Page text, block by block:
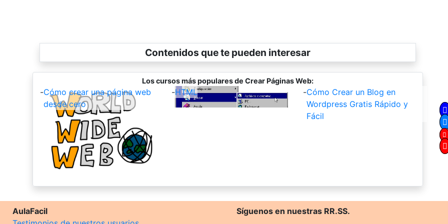
Contenidos que te pueden interesar
Los cursos más populares de Crear Páginas Web:
-Cómo crear una página web
desde cero
-HTML -Cómo Crear un Blog en
Wordpress Gratis Rápido y
Fácil
AulaFacil
Síguenos en nuestras RR.SS.